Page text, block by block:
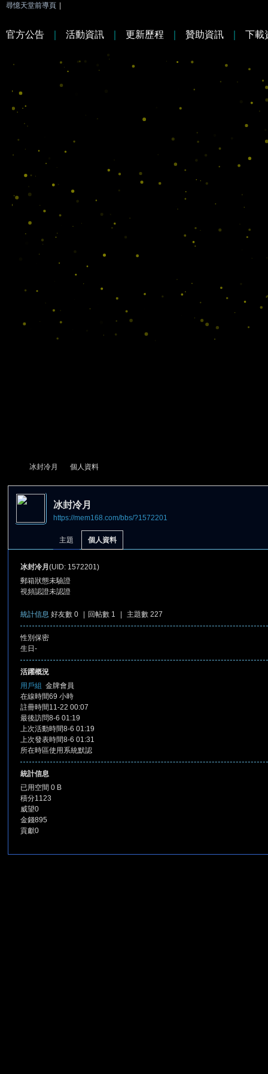
尋憶天堂前導頁
冰封冷月
›
個人資料
冰封冷月
https://mem168.com/bbs/?1572201
主題 個人資料
冰封冷月 (UID: 1572201)
郵箱狀態未驗證
視頻認證未認證
統計信息 好友數 0 回帖數 1 主題數 227
性別 保密
生日 -
活躍概況
用戶組 金牌會員
在線時間69 小時
註冊時間11-22 00:07
最後訪問8-6 01:19
上次活動時間8-6 01:19
上次發表時間8-6 01:31
所在時區使用系統默認
統計信息
已用空間 0 B
積分1123
威望0
金錢895
貢獻0